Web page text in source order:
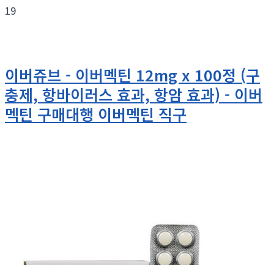
19
이버쥬브 - 이버멕틴 12mg x 100정 (구
충제, 항바이러스 효과, 항암 효과) - 이버
멕틴 구매대행 이버멕틴 직구